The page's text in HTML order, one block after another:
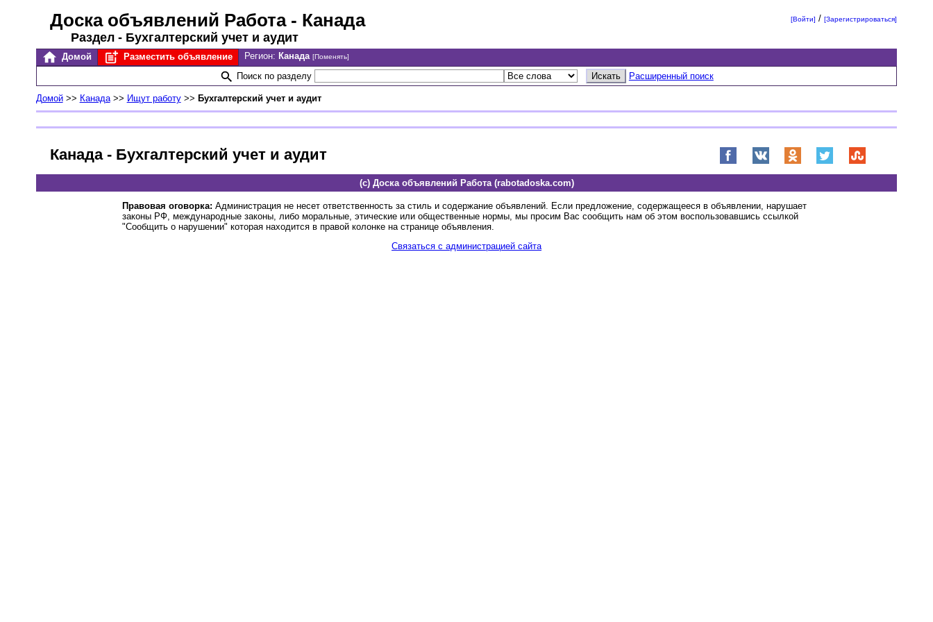
Доска объявлений Работа- Канада
Раздел - Бухгалтерский учет и аудит
[Войти] /[Зарегистрироваться]
Домой Разместить объявление Регион: Канада [Поменять]
Поиск по разделу Расширенный поиск
Домой>> Канада>> Ищут работу>> Бухгалтерский учет и аудит
Канада - Бухгалтерский учет и аудит
(c) Доска объявлений Работа (rabotadoska.com)
Правовая оговорка: Администрация не несет ответственность за стиль и содержание объявлений. Если предложение, содержащееся в объявлении, нарушает
законы РФ, международные законы, либо моральные, этические или общественные нормы, мы просим Вас сообщить нам об этом воспользовавшись ссылкой
"Сообщить о нарушении" которая находится в правой колонке на странице объявления.
Связаться с администрацией сайта